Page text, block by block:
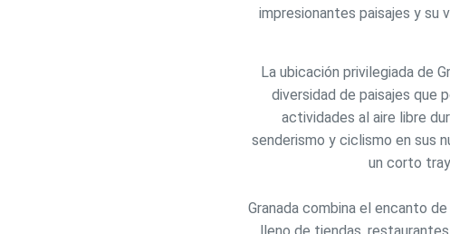
impresionantes paisajes y su
La ubicación privilegiada de
diversidad de paisajes que
actividades al aire libre
senderismo y ciclismo en sus
un corto
Granada combina el encanto
Técnicas y
Este sitio web
instalación de
pudiendo, si
deberá tener
de la página
Permiten